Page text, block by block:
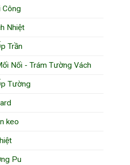
Công
Nhiệt
Trần
Nối - Trám Tường Vách
Tường
keo
Pu